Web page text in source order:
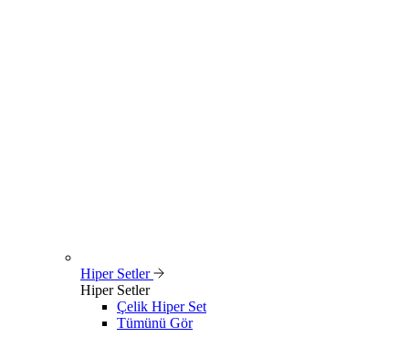
Hiper Setler
Hiper Setler
Çelik Hiper Set
Tümünü Gör